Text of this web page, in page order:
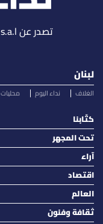
تصدر عن Lebanese Media Production s.a.l
لبنان
الغلاف نداء اليوم محليات
كتّابنا
تحت المجهر
آراء
اقتصاد
العالم
ثقافة وفنون